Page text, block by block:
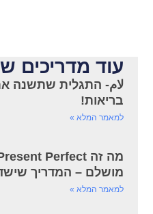
עוד מדריכים
لام- התגלית שתשנה
בריאות!
למאמר המלא »
מושלם – המדריך
למאמר המלא »